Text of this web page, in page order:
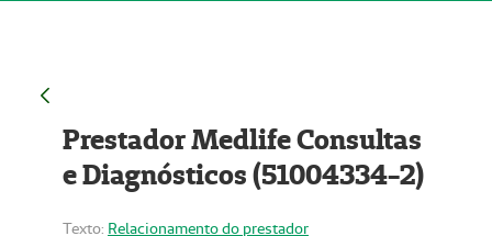
Prestador Medlife Consultas
e Diagnósticos (51004334-2)
Texto: Relacionamento do prestador